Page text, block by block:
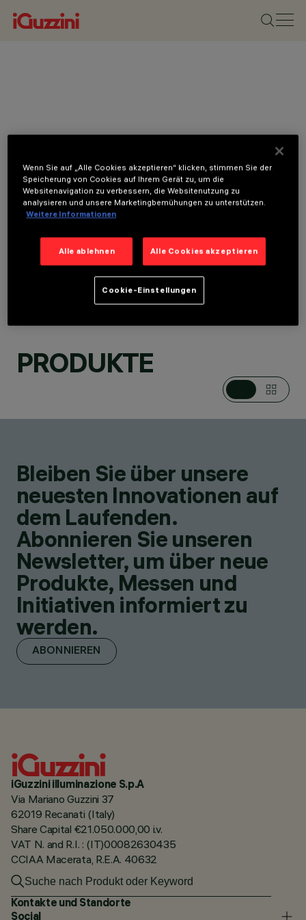
DOWNLIGHTS UND
PRODUKTE
PRODUKTE
Bleiben Sie über unsere
neuesten Innovationen auf
dem Laufenden.
Abonnieren Sie unseren
Newsletter, um über neue
Produkte, Messen und
Initiativen informiert zu
werden.
ABONNIEREN
iGuzzini illuminazione S.p.A
Via Mariano Guzzini 37
62019 Recanati (Italy)
Share Capital €21.050.000,00 i.v.
VAT N. and R.I. : (IT)00082630435
CCIAA Macerata, R.E.A. 40632
Kontakte und Standorte
Social
Wenn Sie auf „Alle Cookies akzeptieren“ klicken, stimmen Sie der
Speicherung von Cookies auf Ihrem Gerät zu, um die
Websitenavigation zu verbessern, die Websitenutzung zu
analysieren und unsere Marketingbemühungen zu unterstützen.
Weitere Informationen
Alle ablehnen Alle Cookies akzeptieren
Cookie-Einstellungen